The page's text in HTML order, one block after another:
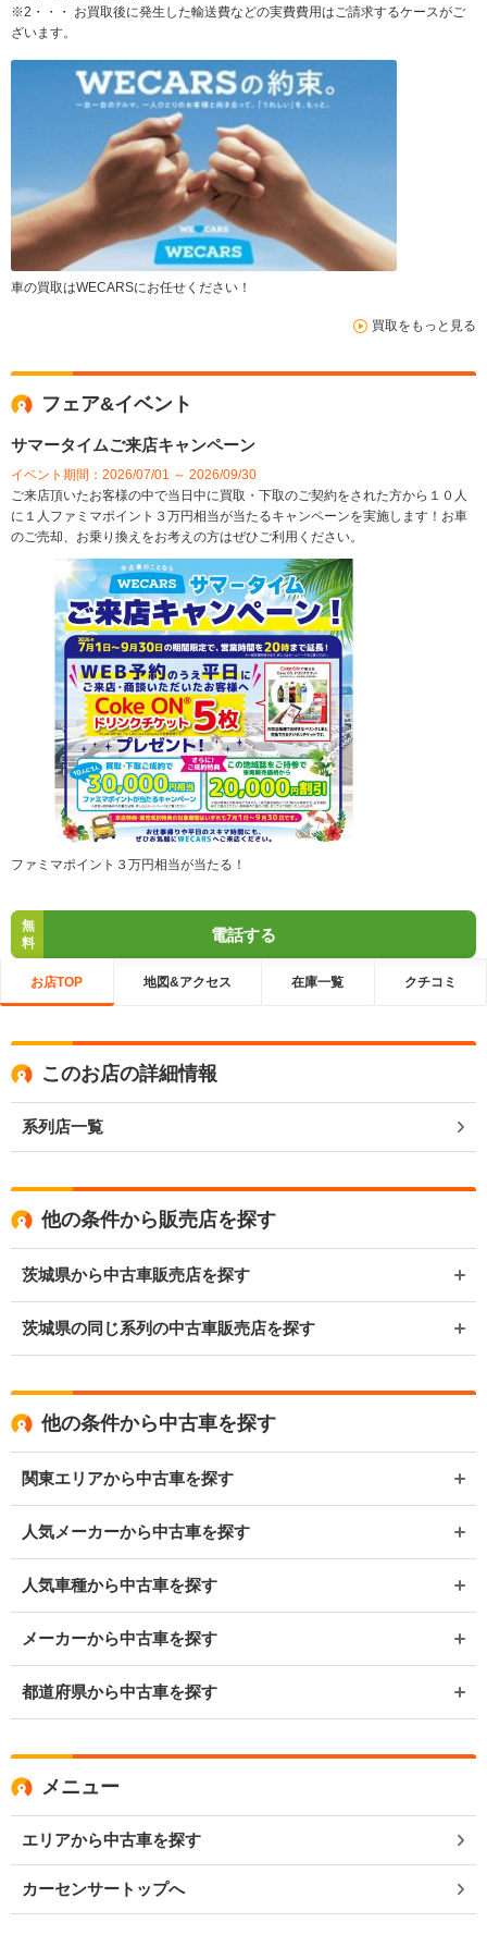
※2・・・ お買取後に発生した輸送費などの実費費用はご請求するケースがご
ざいます。
車の買取はWECARSにお任せください！
買取をもっと見る
フェア&イベント
サマータイムご来店キャンペーン
イベント期間：2026/07/01 ～ 2026/09/30
ご来店頂いたお客様の中で当日中に買取・下取のご契約をされた方から１０人
に１人ファミマポイント３万円相当が当たるキャンペーンを実施します！お車
のご売却、お乗り換えをお考えの方はぜひご利用ください。
ファミマポイント３万円相当が当たる！
無
料
電話する
お店TOP 地図&アクセス 在庫一覧 クチコミ
このお店の詳細情報
系列店一覧
他の条件から販売店を探す
茨城県から中古車販売店を探す
茨城県の同じ系列の中古車販売店を探す
他の条件から中古車を探す
関東エリアから中古車を探す
人気メーカーから中古車を探す
人気車種から中古車を探す
メーカーから中古車を探す
都道府県から中古車を探す
メニュー
エリアから中古車を探す
カーセンサートップへ